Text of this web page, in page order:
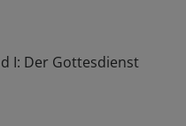
I: Der Gottesdienst